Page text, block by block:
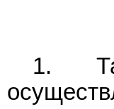
1.